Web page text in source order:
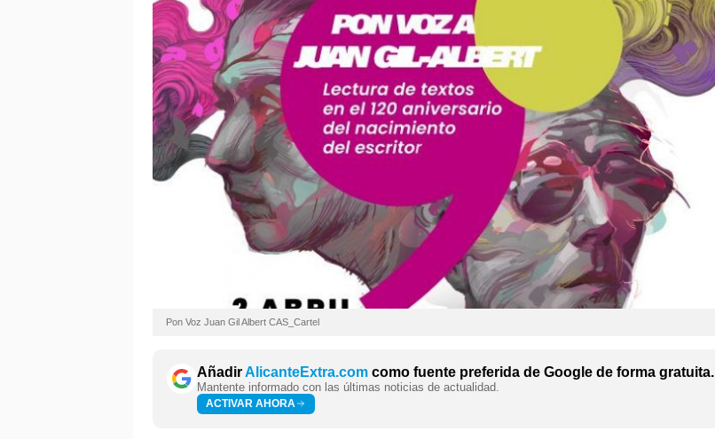
Pon Voz Juan Gil Albert CAS_Cartel
AñadirAlicanteExtra.com como fuente preferida de Google de forma gratuita.
Mantente informado con las últimas noticias de actualidad.
ACTIVAR AHORA